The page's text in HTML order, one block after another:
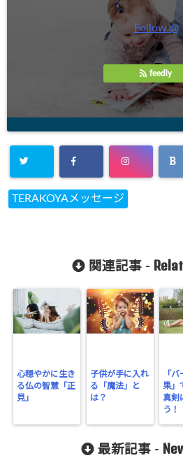
Follow @
feedly
TERAKOYAメッセージ
関連記事 -
心穏やかに生き
る仏の智慧「正
見」
子供が手に入れ
る「魔法」と
は？
「
果」
真剣
う！
最新記事 -